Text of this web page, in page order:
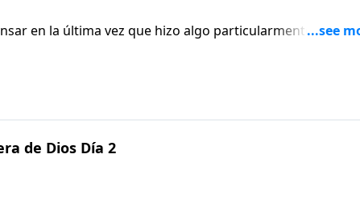
en la última vez que hizo algo particularmente
A lo mejor es hora de refrescar un poco la
de Dios Día 2